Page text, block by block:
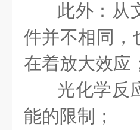
此外：从
件并不相同，
在着放大效应
光化学反
能的限制；